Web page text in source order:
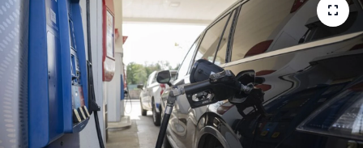
Resmi İlanlar
Rüya Tabirleri
Sağlık
Savunma Sanayi